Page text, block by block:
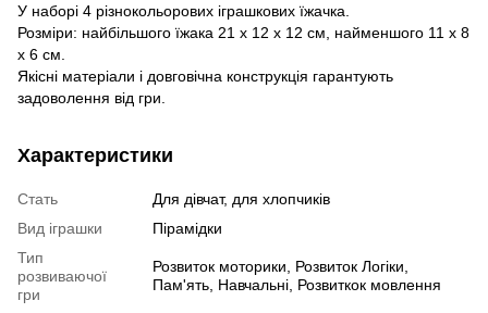
У наборі 4 різнокольорових іграшкових їжачка.
Розміри: найбільшого їжака 21 х 12 х 12 см, найменшого 11 х 8
х 6 см.
Якісні матеріали і довговічна конструкція гарантують
задоволення від гри.
Характеристики
Стать
Для дівчат, для хлопчиків
Вид іграшки
Пірамідки
Тип
розвиваючої
гри
Розвиток моторики, Розвиток Логіки,
Пам'ять, Навчальні, Розвиткок мовлення